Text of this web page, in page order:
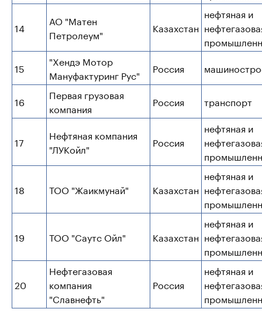
14
АО "Матен
Петролеум"
Казахстан
нефтяная и
15
"Хендэ Мотор
Мануфактуринг Рус"
Россия
16
Первая грузовая
компания
Россия транспорт
17
Нефтяная компания
"ЛУКойл"
Россия
нефтяная и
18 ТОО "Жаикмунай" Казахстан
нефтяная и
19 ТОО "Саутс Ойл" Казахстан
нефтяная и
20
Нефтегазовая
компания
"Славнефть"
Россия
нефтяная и